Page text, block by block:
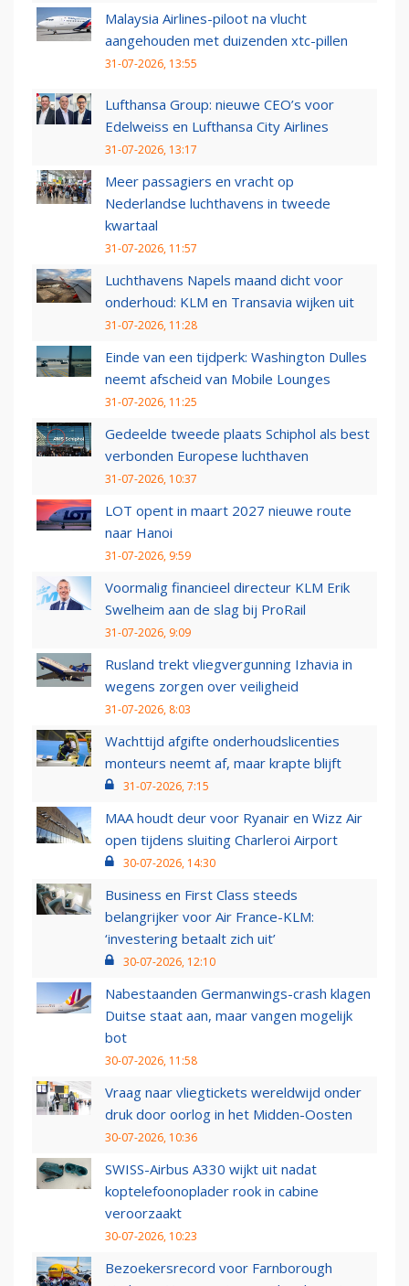
Malaysia Airlines-piloot na vlucht
aangehouden met duizenden xtc-pillen
31-07-2026, 13:55
Lufthansa Group: nieuwe CEO’s voor
Edelweiss en Lufthansa City Airlines
31-07-2026, 13:17
Meer passagiers en vracht op
Nederlandse luchthavens in tweede
kwartaal
31-07-2026, 11:57
Luchthavens Napels maand dicht voor
onderhoud: KLM en Transavia wijken uit
31-07-2026, 11:28
Einde van een tijdperk: Washington Dulles
neemt afscheid van Mobile Lounges
31-07-2026, 11:25
Gedeelde tweede plaats Schiphol als best
verbonden Europese luchthaven
31-07-2026, 10:37
LOT opent in maart 2027 nieuwe route
naar Hanoi
31-07-2026, 9:59
Voormalig financieel directeur KLM Erik
Swelheim aan de slag bij ProRail
31-07-2026, 9:09
Rusland trekt vliegvergunning Izhavia in
wegens zorgen over veiligheid
31-07-2026, 8:03
Wachttijd afgifte onderhoudslicenties
monteurs neemt af, maar krapte blijft
31-07-2026, 7:15
MAA houdt deur voor Ryanair en Wizz Air
open tijdens sluiting Charleroi Airport
30-07-2026, 14:30
Business en First Class steeds
belangrijker voor Air France-KLM:
‘investering betaalt zich uit’
30-07-2026, 12:10
Nabestaanden Germanwings-crash klagen
Duitse staat aan, maar vangen mogelijk
bot
30-07-2026, 11:58
Vraag naar vliegtickets wereldwijd onder
druk door oorlog in het Midden-Oosten
30-07-2026, 10:36
SWISS-Airbus A330 wijkt uit nadat
koptelefoonoplader rook in cabine
veroorzaakt
30-07-2026, 10:23
Bezoekersrecord voor Farnborough